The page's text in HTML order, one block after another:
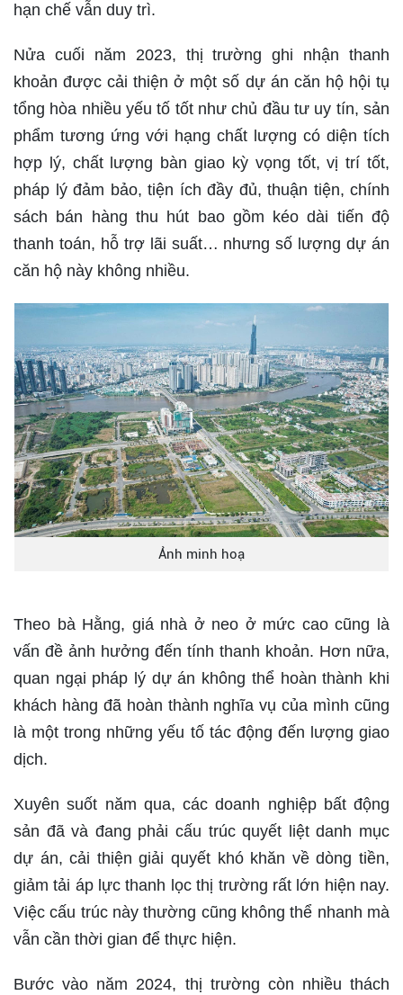
hạn chế vẫn duy trì.
Nửa cuối năm 2023, thị trường ghi nhận thanh
khoản được cải thiện ở một số dự án căn hộ hội tụ
tổng hòa nhiều yếu tố tốt như chủ đầu tư uy tín, sản
phẩm tương ứng với hạng chất lượng có diện tích
hợp lý, chất lượng bàn giao kỳ vọng tốt, vị trí tốt,
pháp lý đảm bảo, tiện ích đầy đủ, thuận tiện, chính
sách bán hàng thu hút bao gồm kéo dài tiến độ
thanh toán, hỗ trợ lãi suất… nhưng số lượng dự án
căn hộ này không nhiều.
Ảnh minh hoạ
Theo bà Hằng, giá nhà ở neo ở mức cao cũng là
vấn đề ảnh hưởng đến tính thanh khoản. Hơn nữa,
quan ngại pháp lý dự án không thể hoàn thành khi
khách hàng đã hoàn thành nghĩa vụ của mình cũng
là một trong những yếu tố tác động đến lượng giao
dịch.
Xuyên suốt năm qua, các doanh nghiệp bất động
sản đã và đang phải cấu trúc quyết liệt danh mục
dự án, cải thiện giải quyết khó khăn về dòng tiền,
giảm tải áp lực thanh lọc thị trường rất lớn hiện nay.
Việc cấu trúc này thường cũng không thể nhanh mà
vẫn cần thời gian để thực hiện.
Bước vào năm 2024, thị trường còn nhiều thách